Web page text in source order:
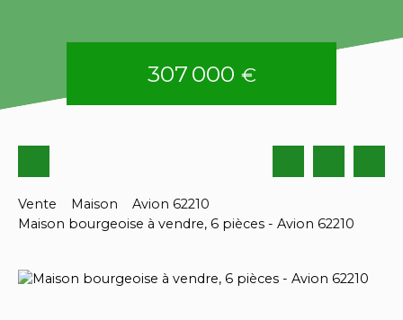
307 000 €
Vente Maison
Avion 62210
Maison bourgeoise à vendre, 6 pièces - Avion 62210